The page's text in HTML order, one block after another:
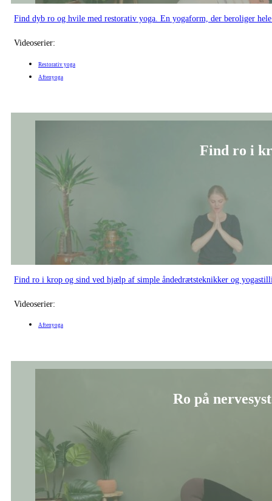
Find dyb ro og hvile med restorativ yoga. En yogaform, der beroliger hele
Videoserier:
Restorativ yoga
Aftenyoga
Find ro i
Find ro i krop og sind ved hjælp af simple åndedrætsteknikker og
Videoserier:
Aftenyoga
Ro på